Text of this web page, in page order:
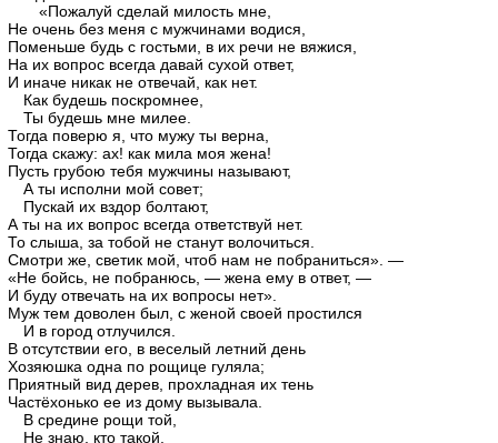
«Пожалуй сделай милость мне,
Не очень без меня с мужчинами водися,
Поменьше будь с гостьми, в их речи не вяжися,
На их вопрос всегда давай сухой ответ,
И иначе никак не отвечай, как нет.
Как будешь поскромнее,
Ты будешь мне милее.
Тогда поверю я, что мужу ты верна,
Тогда скажу: ах! как мила моя жена!
Пусть грубою тебя мужчины называют,
А ты исполни мой совет;
Пускай их вздор болтают,
А ты на их вопрос всегда ответствуй нет.
То слыша, за тобой не станут волочиться.
Смотри же, светик мой, чтоб нам не побраниться». —
«Не бойсь, не побранюсь, — жена ему в ответ, —
И буду отвечать на их вопросы нет».
Муж тем доволен был, с женой своей простился
И в город отлучился.
В отсутствии его, в веселый летний день
Хозяюшка одна по рощице гуляла;
Приятный вид дерев, прохладная их тень
Частёхонько ее из дому вызывала.
В средине рощи той,
Не знаю, кто такой,